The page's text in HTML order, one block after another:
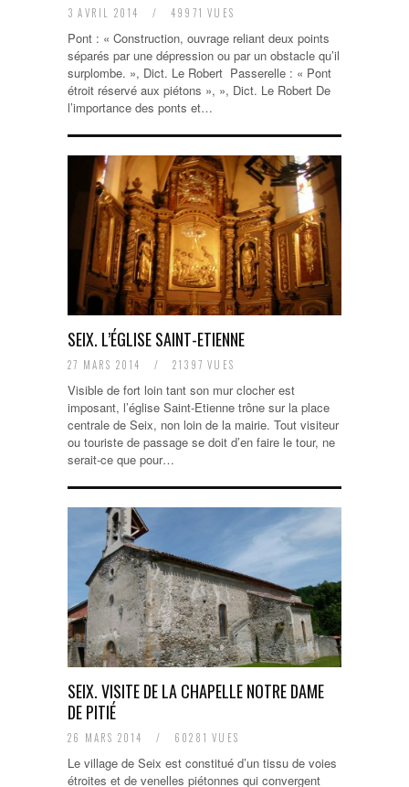
3 AVRIL 2014 / 49971 VUES
Pont : « Construction, ouvrage reliant deux points
séparés par une dépression ou par un obstacle qu’il
surplombe. », Dict. Le Robert Passerelle : « Pont
étroit réservé aux piétons », », Dict. Le Robert De
l’importance des ponts et…
SEIX. L’ÉGLISE SAINT-ETIENNE
27 MARS 2014 / 21397 VUES
Visible de fort loin tant son mur clocher est
imposant, l’église Saint-Etienne trône sur la place
centrale de Seix, non loin de la mairie. Tout visiteur
ou touriste de passage se doit d’en faire le tour, ne
serait-ce que pour…
SEIX. VISITE DE LA CHAPELLE NOTRE DAME
DE PITIÉ
26 MARS 2014 / 60281 VUES
Le village de Seix est constitué d’un tissu de voies
étroites et de venelles piétonnes qui convergent